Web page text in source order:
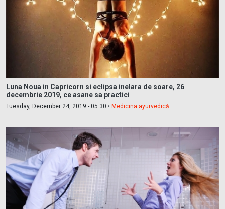
Luna Noua in Capricorn si eclipsa inelara de soare, 26
decembrie 2019, ce asane sa practici
Tuesday, December 24, 2019 - 05:30 • Medicina ayurvedică